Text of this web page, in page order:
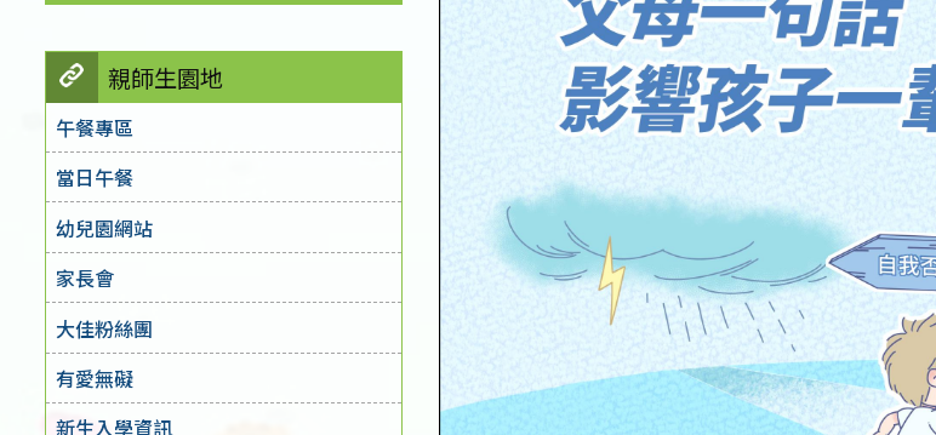
親師生園地
午餐專區
當日午餐
幼兒園網站
家長會
大佳粉絲團
有愛無礙
新生入學資訊